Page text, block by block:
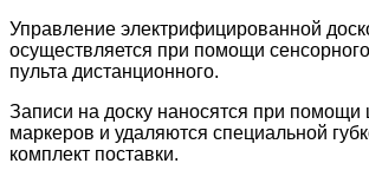
Управление электрифицированной
осуществляется при помощи
пульта дистанционного.
Записи на доску наносятся при помощи
маркеров и удаляются специальной
комплект поставки.